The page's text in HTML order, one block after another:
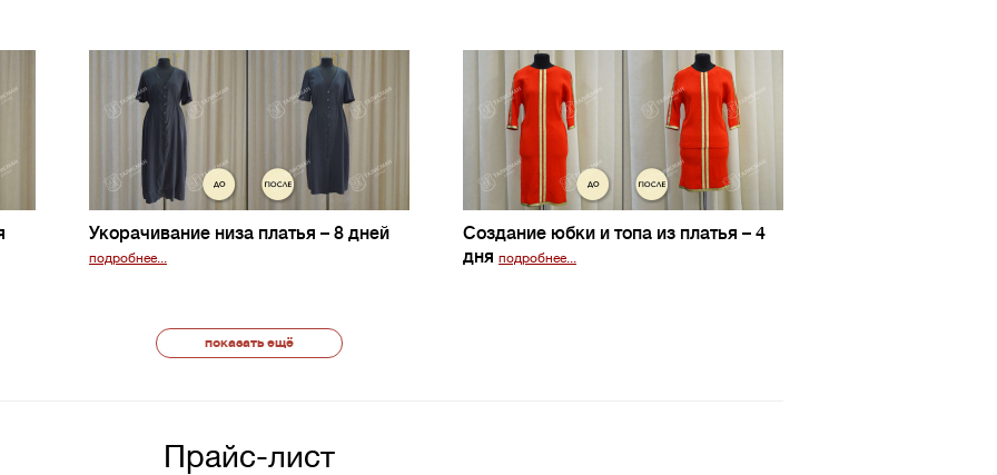
Укорачивание низа платья – 8 дней
подробнее...
Создание юбки и топа из платья – 4
дня подробнее...
показать ещё
Прайс-лист